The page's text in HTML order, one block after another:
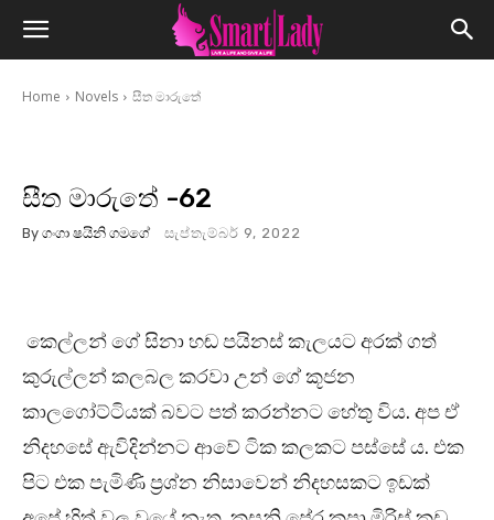
Home Novels සීත මාරුතේ
සීත මාරුතේ -62
By ගංගා ෂයිනි ගමගේ සැප්තැම්බර් 9, 2022
කෙල්ලන් ගේ සිනා හඬ පයිනස් කැලයට අරක් ගත්
කුරුල්ලන් කලබල කරවා උන් ගේ කූජන
කාලගෝට්ටියක් බවට පත් කරන්නට හේතු විය. අප ඒ
නිදහසේ ඇවිදින්නට ආවේ ටික කලකට පස්සේ ය. එක
පිට එක පැමිණි ප්‍රශ්න නිසාවෙන් නිදහසකට ඉඩක්